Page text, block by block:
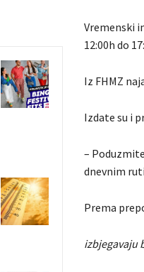
Vremenski
12:00h do
Iz FHMZ
Izdate su i
–
dnevnim
Prema
izbjegavaju